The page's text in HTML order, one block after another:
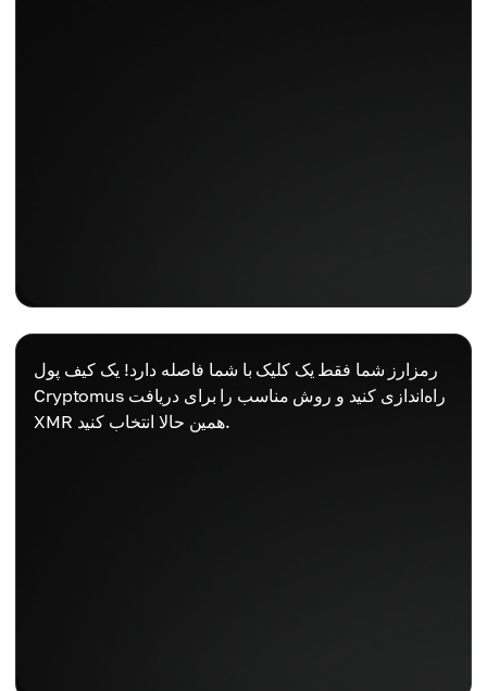
رمزارز شما فقط یک کلیک با شما فاصله دارد! یک کیف پول
Cryptomus راه‌اندازی کنید و روش مناسب را برای دریافت
XMR همین حالا انتخاب کنید.